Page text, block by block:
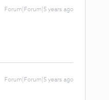
Forum|Forum|5 years ago
Forum|Forum|5 years ago